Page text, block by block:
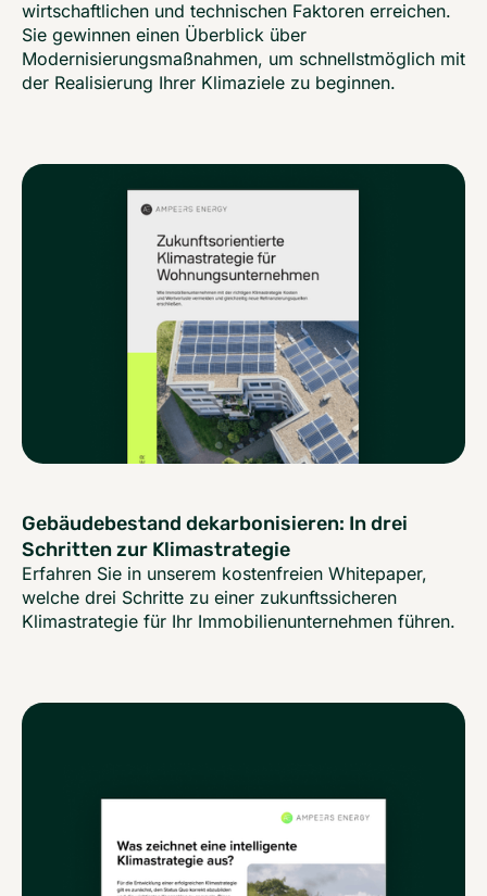
wirtschaftlichen und technischen Faktoren erreichen.
Sie gewinnen einen Überblick über
Modernisierungsmaßnahmen, um schnellstmöglich mit
der Realisierung Ihrer Klimaziele zu beginnen.
Gebäudebestand dekarbonisieren: In drei
Schritten zur Klimastrategie
Erfahren Sie in unserem kostenfreien Whitepaper,
welche drei Schritte zu einer zukunftssicheren
Klimastrategie für Ihr Immobilienunternehmen führen.